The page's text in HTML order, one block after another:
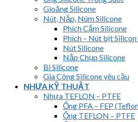
Gioăng Silicone
Nút, Nắp, Núm Silicone
Phích Cắm Silicone
Phích – Nút bịt Silicon
Nút Silicone
Nắp Chụp Silicone
Bi Silicone
Gia Công Silicone yêu cầu
NHỰA KỸ THUẬT
Nhựa TEFLON – PTFE
Ống PFA – FEP
Ống TEFLON – PTFE